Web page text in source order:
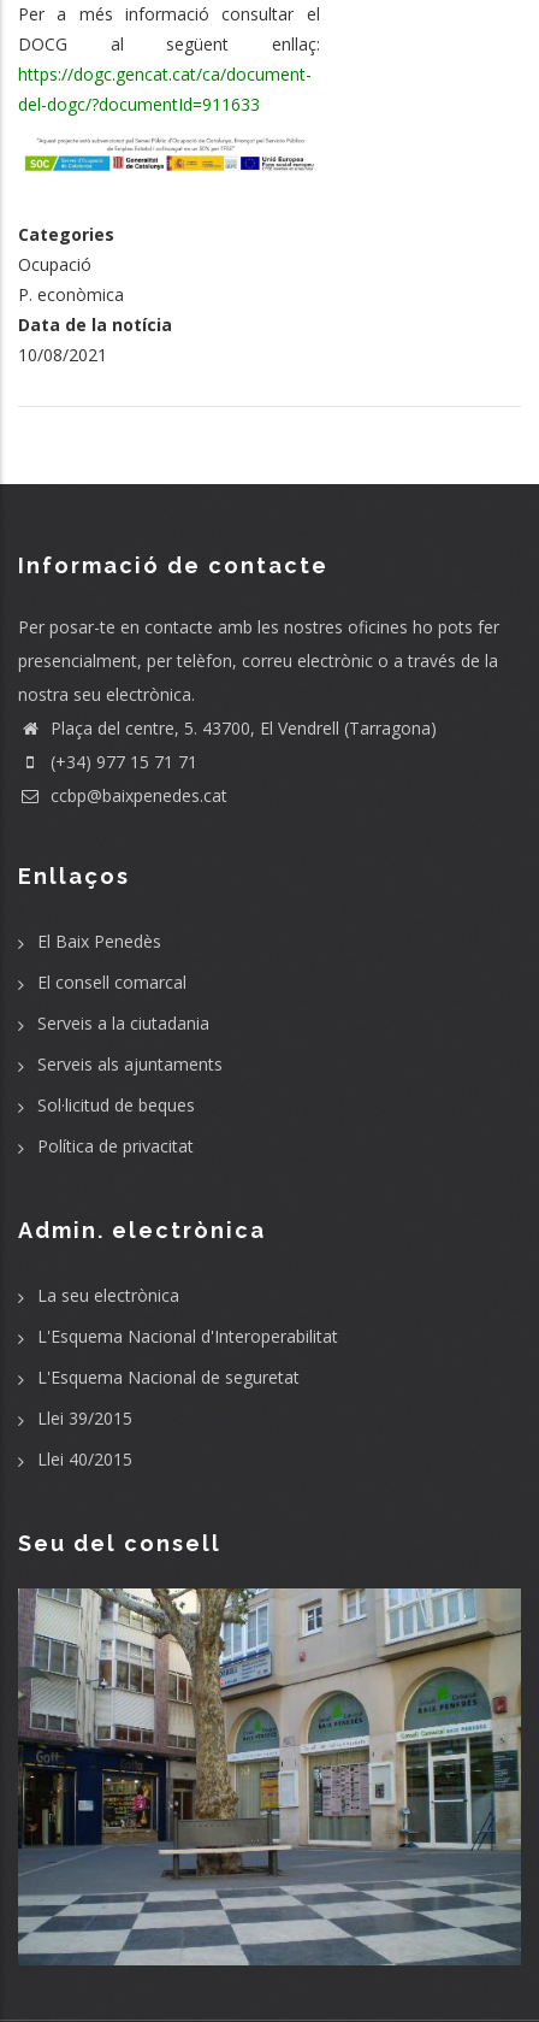
Per a més informació consultar el
DOCG al següent enllaç:
https://dogc.gencat.cat/ca/document-
del-dogc/?documentId=911633
Categories
Ocupació
P. econòmica
Data de la notícia
10/08/2021
Informació de contacte
Per posar-te en contacte amb les nostres oficines ho pots fer
presencialment, per telèfon, correu electrònic o a través de la
nostra seu electrònica.
Plaça del centre, 5. 43700, El Vendrell (Tarragona)
(+34) 977 15 71 71
ccbp@baixpenedes.cat
Enllaços
El Baix Penedès
El consell comarcal
Serveis a la ciutadania
Serveis als ajuntaments
Sol·licitud de beques
Política de privacitat
Admin. electrònica
La seu electrònica
L'Esquema Nacional d'Interoperabilitat
L'Esquema Nacional de seguretat
Llei 39/2015
Llei 40/2015
Seu del consell